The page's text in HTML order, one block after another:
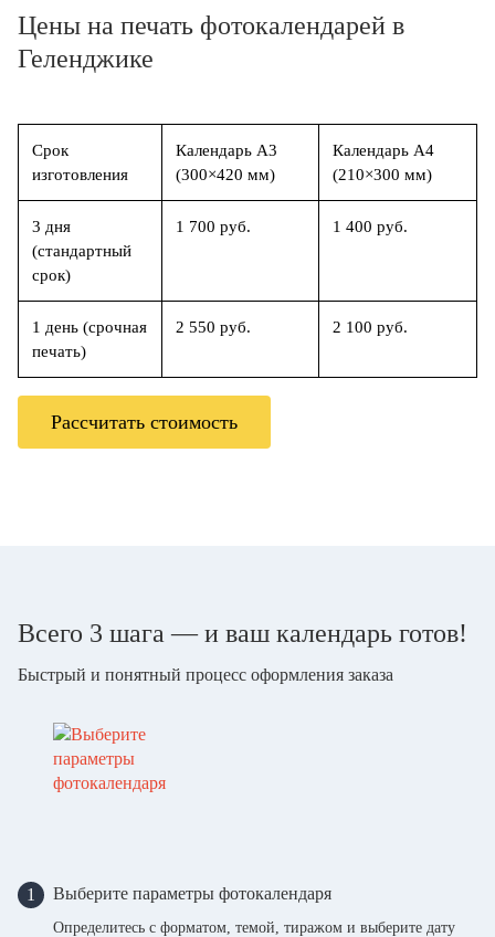
Цены на печать фотокалендарей в
Геленджике
Срок
изготовления
Календарь А3
(300×420 мм)
Календарь А4
(210×300 мм)
3 дня
(стандартный
срок)
1 700 руб. 1 400 руб.
1 день (срочная
печать)
2 550 руб. 2 100 руб.
Рассчитать стоимость
Всего 3 шага — и ваш календарь готов!
Быстрый и понятный процесс оформления заказа
1 Выберите параметры фотокалендаря
Определитесь с форматом, темой, тиражом и выберите дату